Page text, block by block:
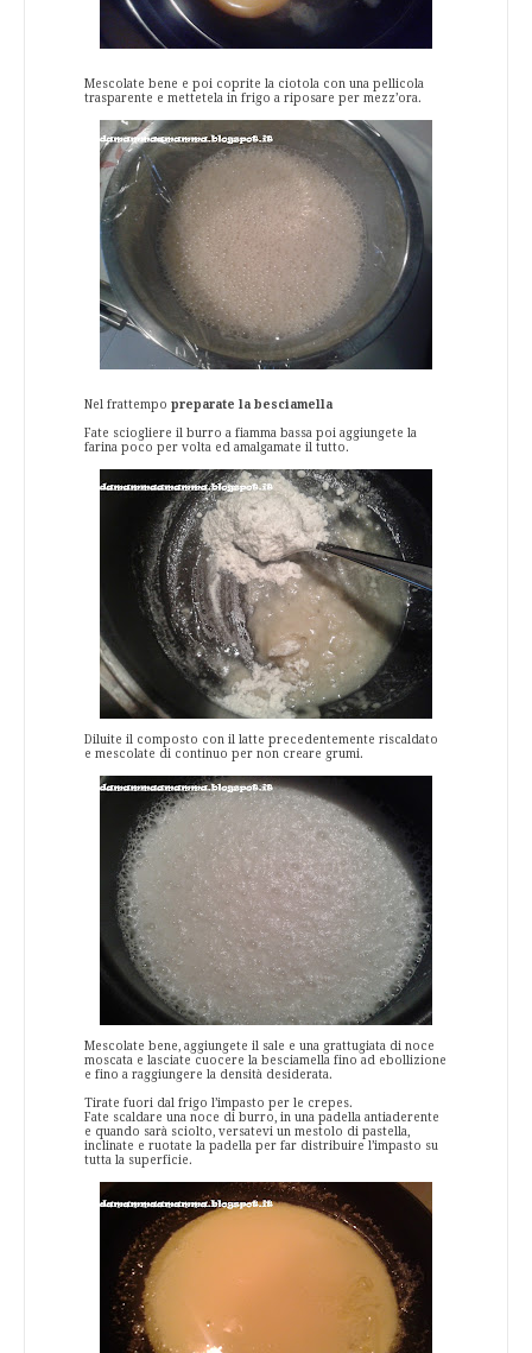
Mescolate bene e poi coprite la ciotola con una pellicola
trasparente e mettetela in frigo a riposare per mezz’ora.
Nel frattempo preparate la besciamella
Fate sciogliere il burro a fiamma bassa poi aggiungete la
farina poco per volta ed amalgamate il tutto.
Diluite il composto con il latte precedentemente riscaldato
e mescolate di continuo per non creare grumi.
Mescolate bene, aggiungete il sale e una grattugiata di noce
moscata e lasciate cuocere la besciamella fino ad ebollizione
e fino a raggiungere la densità desiderata.
Tirate fuori dal frigo l’impasto per le crepes.
Fate scaldare una noce di burro, in una padella antiaderente
e quando sarà sciolto, versatevi un mestolo di pastella,
inclinate e ruotate la padella per far distribuire l’impasto su
tutta la superficie.